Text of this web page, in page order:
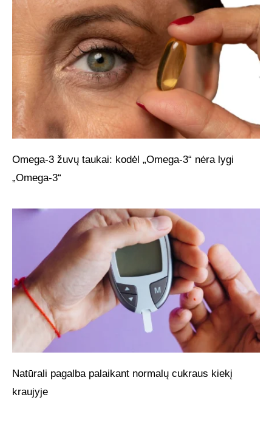
Omega-3 žuvų taukai: kodėl „Omega-3“ nėra lygi
„Omega-3“
Natūrali pagalba palaikant normalų cukraus kiekį
kraujyje